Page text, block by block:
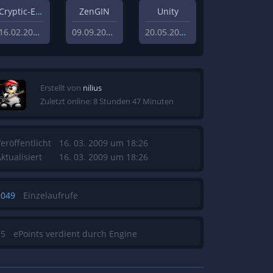
Cryptic-Engine
16.02.2021
ZenGIN
09.09.2019
Unity
20.05.2013
Erstellt von nilius
Zuletzt online: 8 Stunden 47 Minuten
16. 03. 2009 um 18:26
16. 03. 2009 um 18:26
Einzelaufrufe
ePoints verdient durch Engine